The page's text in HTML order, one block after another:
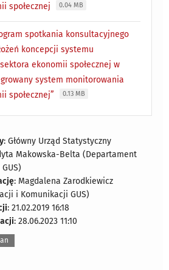
społecznej
0.04 MB
spotkania konsultacyjnego
koncepcji systemu
ekonomii społecznej w
system monitorowania
społecznej”
0.13 MB
: Główny Urząd Statystyczny
Makowska-Belta (Departament
: Magdalena Zarodkiewicz
i Komunikacji GUS)
: 21.02.2019 16:18
: 28.06.2023 11:10